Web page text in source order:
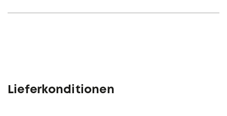
Lieferkonditionen